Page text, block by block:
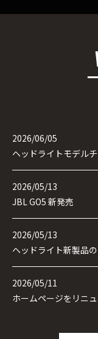
2026/06/05
ヘッドライトモデル
2026/05/13
JBL GO5 新発売
2026/05/13
ヘッドライト新製品
2026/05/11
ホームページをリニ